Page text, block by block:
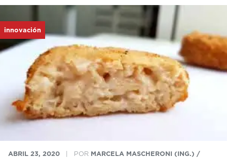
innovación
ABRIL 23, 2020 POR MARCELA MASCHERONI (ING.) /